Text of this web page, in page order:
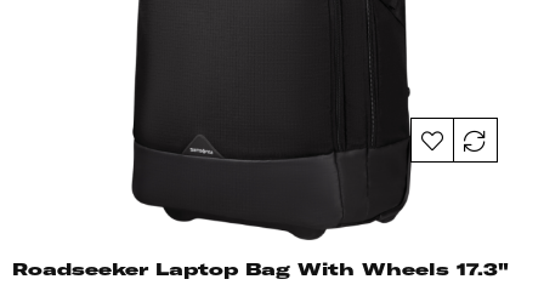
Roadseeker Laptop Bag With Wheels 17.3"